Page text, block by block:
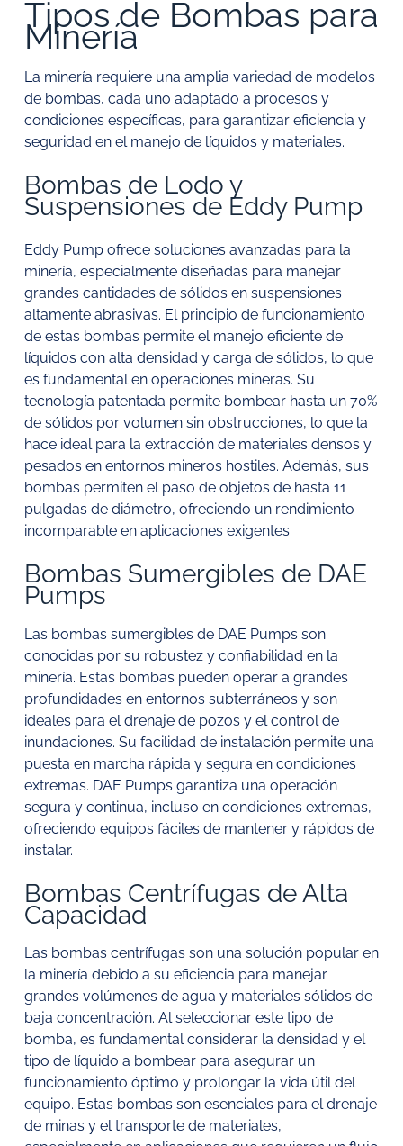
Tipos de Bombas para
Minería
La minería requiere una amplia variedad de modelos
de bombas, cada uno adaptado a procesos y
condiciones específicas, para garantizar eficiencia y
seguridad en el manejo de líquidos y materiales.
Bombas de Lodo y
Suspensiones de Eddy Pump
Eddy Pump ofrece soluciones avanzadas para la
minería, especialmente diseñadas para manejar
grandes cantidades de sólidos en suspensiones
altamente abrasivas. El principio de funcionamiento
de estas bombas permite el manejo eficiente de
líquidos con alta densidad y carga de sólidos, lo que
es fundamental en operaciones mineras. Su
tecnología patentada permite bombear hasta un 70%
de sólidos por volumen sin obstrucciones, lo que la
hace ideal para la extracción de materiales densos y
pesados en entornos mineros hostiles. Además, sus
bombas permiten el paso de objetos de hasta 11
pulgadas de diámetro, ofreciendo un rendimiento
incomparable en aplicaciones exigentes.
Bombas Sumergibles de DAE
Pumps
Las bombas sumergibles de DAE Pumps son
conocidas por su robustez y confiabilidad en la
minería. Estas bombas pueden operar a grandes
profundidades en entornos subterráneos y son
ideales para el drenaje de pozos y el control de
inundaciones. Su facilidad de instalación permite una
puesta en marcha rápida y segura en condiciones
extremas. DAE Pumps garantiza una operación
segura y continua, incluso en condiciones extremas,
ofreciendo equipos fáciles de mantener y rápidos de
instalar.
Bombas Centrífugas de Alta
Capacidad
Las bombas centrífugas son una solución popular en
la minería debido a su eficiencia para manejar
grandes volúmenes de agua y materiales sólidos de
baja concentración. Al seleccionar este tipo de
bomba, es fundamental considerar la densidad y el
tipo de líquido a bombear para asegurar un
funcionamiento óptimo y prolongar la vida útil del
equipo. Estas bombas son esenciales para el drenaje
de minas y el transporte de materiales,